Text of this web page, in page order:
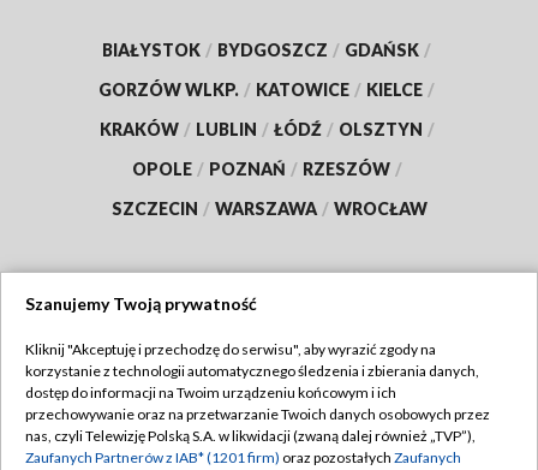
BIAŁYSTOK / BYDGOSZCZ / GDAŃSK /
GORZÓW WLKP. / KATOWICE / KIELCE /
KRAKÓW / LUBLIN / ŁÓDŹ / OLSZTYN /
OPOLE / POZNAŃ / RZESZÓW /
SZCZECIN / WARSZAWA / WROCŁAW
TVP
Abonament TVP
Emisja w TVP
Regulamin TVP
Polityka prywatności
Szanujemy Twoją prywatność
Kliknij "Akceptuję i przechodzę do serwisu", aby wyrazić zgody na
korzystanie z technologii automatycznego śledzenia i zbierania danych,
dostęp do informacji na Twoim urządzeniu końcowym i ich
przechowywanie oraz na przetwarzanie Twoich danych osobowych przez
nas, czyli Telewizję Polską S.A. w likwidacji (zwaną dalej również „TVP”),
Zaufanych Partnerów z IAB* (1201 firm) oraz pozostałych Zaufanych